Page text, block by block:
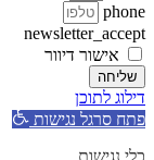
phone
newsletter_accept
אישור דיוור
שליחה
דילוג לתוכן
פתח סרגל נגישות
כלי נגישות